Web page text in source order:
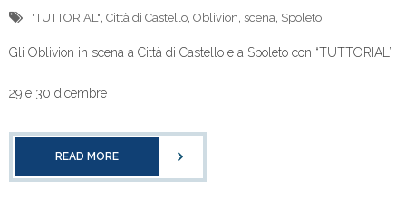
"TUTTORIAL", Città di Castello, Oblivion, scena, Spoleto
Gli Oblivion in scena a Città di Castello e a Spoleto con “TUTTORIAL”
29 e 30 dicembre
READ MORE